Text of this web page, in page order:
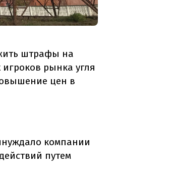
штрафы на
рынка угля
цен в
компании
путем